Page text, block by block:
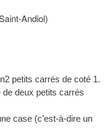
Andiol)
petits carrés de coté 1.
deux petits carrés
case (c’est-à-dire un